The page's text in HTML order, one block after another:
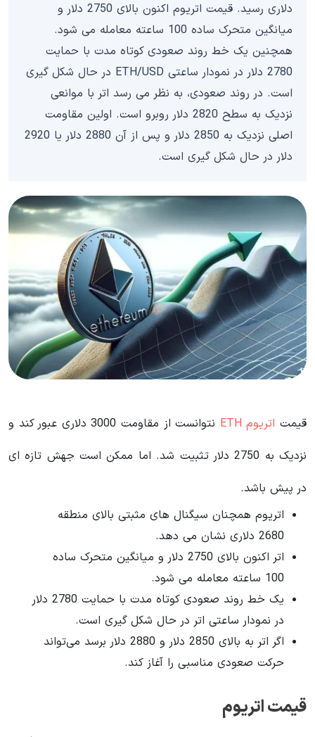
دلاری رسید. قیمت اتریوم اکنون بالای 2750 دلار و
میانگین متحرک ساده 100 ساعته معامله می شود.
همچنین یک خط روند صعودی کوتاه مدت با حمایت
2780 دلار در نمودار ساعتی ETH/USD در حال شکل گیری
است. در روند صعودی، به نظر می رسد اتر با موانعی
نزدیک به سطح 2820 دلار روبرو است. اولین مقاومت
اصلی نزدیک به 2850 دلار و پس از آن 2880 دلار یا 2920
دلار در حال شکل گیری است.
قیمتاتریوم ETH
نتوانست از مقاومت 3000 دلاری عبور کند و
نزدیک به 2750 دلار تثبیت شد. اما ممکن است جهش تازه ای
در پیش باشد.
اتریوم همچنان سیگنال های مثبتی بالای منطقه
2680 دلاری نشان می دهد.
اتر اکنون بالای 2750 دلار و میانگین متحرک ساده
100 ساعته معامله می شود.
یک خط روند صعودی کوتاه مدت با حمایت 2780 دلار
در نمودار ساعتی اتر در حال شکل گیری است.
اگر اتر به بالای 2850 دلار و 2880 دلار برسد می‌تواند
حرکت صعودی مناسبی را آغاز کند.
قیمت اتریوم